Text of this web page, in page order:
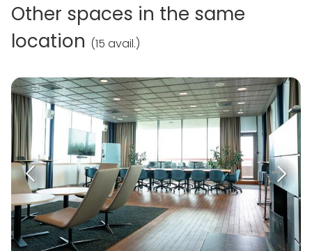
Other spaces in the same
location (15 avail.)